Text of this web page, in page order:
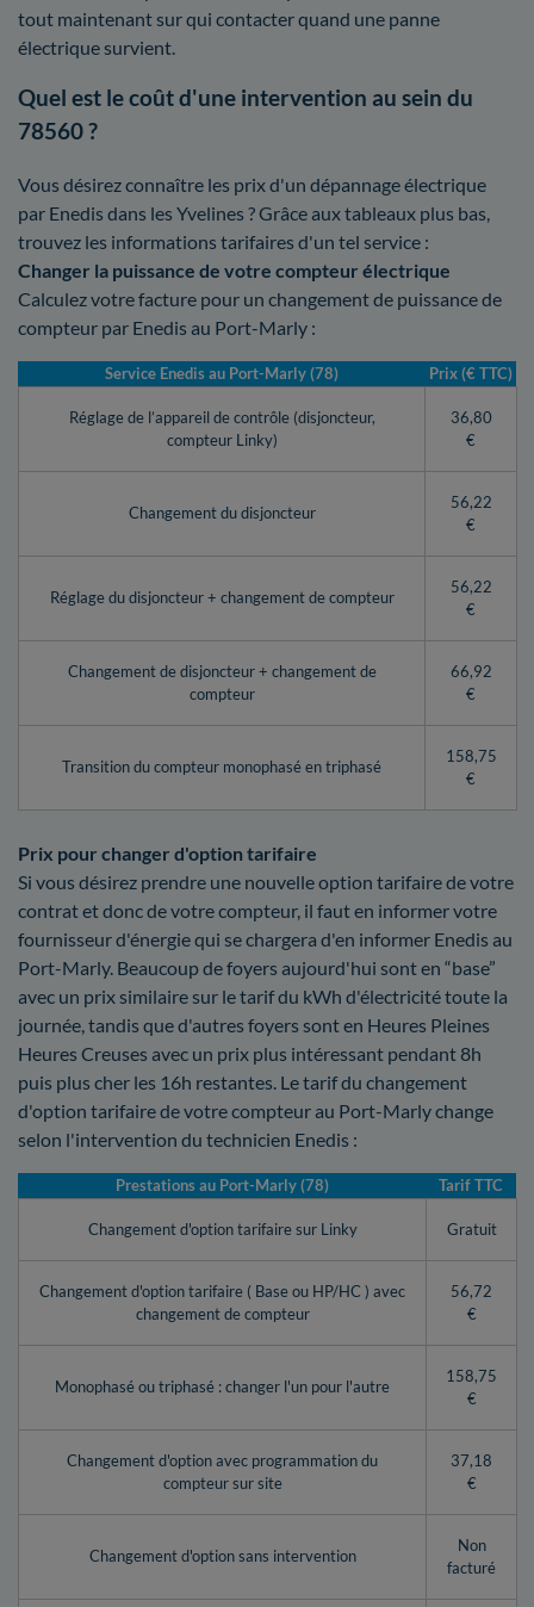
tout maintenant sur qui contacter quand une panne
électrique survient.
Quel est le coût d'une intervention au sein du
78560 ?
Vous désirez connaître les prix d'un dépannage électrique
par Enedis dans les Yvelines ? Grâce aux tableaux plus bas,
trouvez les informations tarifaires d'un tel service :
Changer la puissance de votre compteur électrique
Calculez votre facture pour un changement de puissance de
compteur par Enedis au Port-Marly :
Service Enedis au Port-Marly (78) Prix (€ TTC)
Réglage de l’appareil de contrôle (disjoncteur,
compteur Linky)
36,80
€
Changement du disjoncteur
56,22
€
Réglage du disjoncteur + changement de compteur
56,22
€
Changement de disjoncteur + changement de
compteur
66,92
€
Transition du compteur monophasé en triphasé
158,75
€
Prix pour changer d'option tarifaire
Si vous désirez prendre une nouvelle option tarifaire de votre
contrat et donc de votre compteur, il faut en informer votre
fournisseur d'énergie qui se chargera d'en informer Enedis au
Port-Marly. Beaucoup de foyers aujourd'hui sont en “base”
avec un prix similaire sur le tarif du kWh d'électricité toute la
journée, tandis que d'autres foyers sont en Heures Pleines
Heures Creuses avec un prix plus intéressant pendant 8h
puis plus cher les 16h restantes. Le tarif du changement
d'option tarifaire de votre compteur au Port-Marly change
selon l'intervention du technicien Enedis :
Prestations au Port-Marly (78) Tarif TTC
Changement d'option tarifaire sur Linky Gratuit
Changement d'option tarifaire ( Base ou HP/HC ) avec
changement de compteur
56,72
€
Monophasé ou triphasé : changer l'un pour l'autre
158,75
€
Changement d'option avec programmation du
compteur sur site
37,18
€
Changement d'option sans intervention
Non
facturé